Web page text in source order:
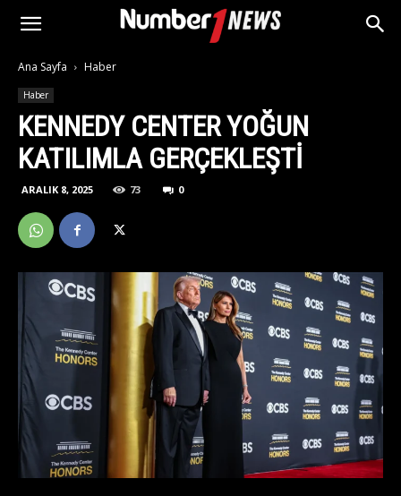
Ana Sayfa Haber
Haber
KENNEDY CENTER YOĞUN
KATILIMLA GERÇEKLEŞTI
ARALIK 8, 2025 73 0